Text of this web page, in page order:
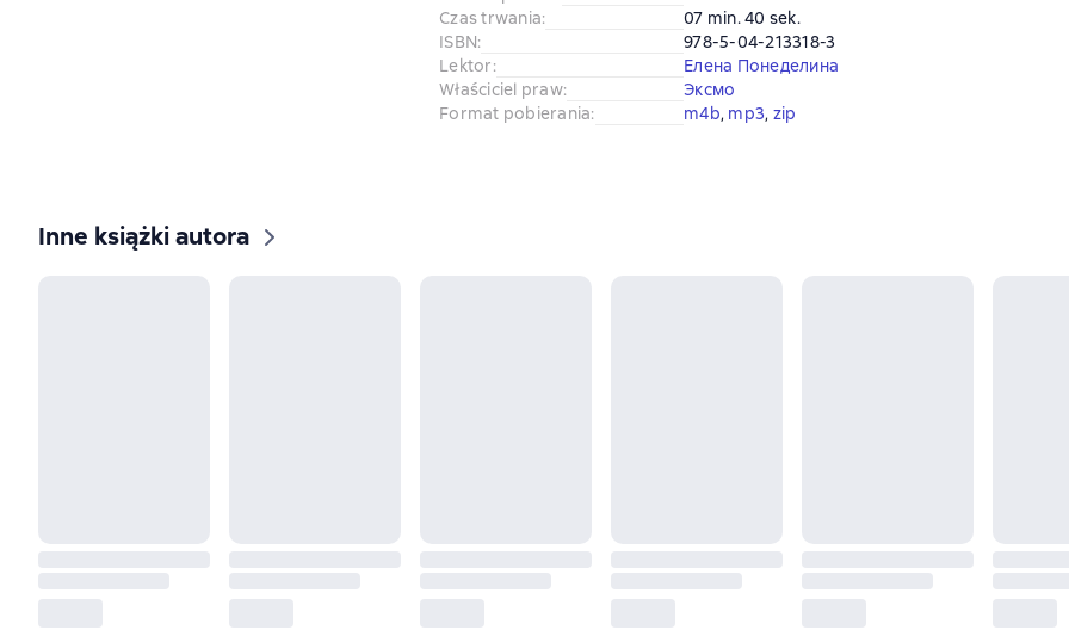
Czas trwania:
07 min. 40 sek.
ISBN:
978-5-04-213318-3
Lektor:
Елена Понеделина
Właściciel praw:
Эксмо
Format pobierania: m4b, mp3, zip
Inne książki autora